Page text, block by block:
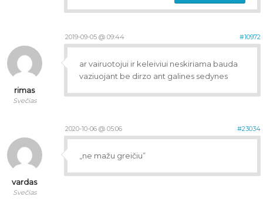
2019-09-05 @ 09:44 #10972
rimas
Svečias
ar vairuotojui ir keleiviui neskiriama bauda
vaziuojant be dirzo ant galines sedynes
2020-10-06 @ 05:06 #23034
vardas
Svečias
„ne mažu greičiu”